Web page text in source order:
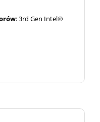
: 3rd Gen Intel®